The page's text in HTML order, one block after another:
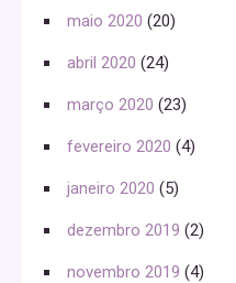
maio 2020 (20)
abril 2020 (24)
março 2020 (23)
fevereiro 2020 (4)
janeiro 2020 (5)
dezembro 2019 (2)
novembro 2019 (4)